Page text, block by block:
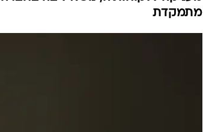
דרור רוסמן
במגדל ביטוח
יהיה אמון על קידום וייעול חווית
מעניקה ללקוחותיה, נושא ליבה